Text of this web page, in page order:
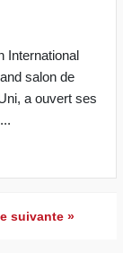
International
salon de
a ouvert ses
suivante »